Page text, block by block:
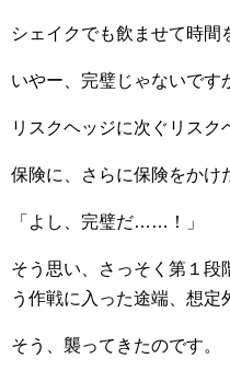
シェイクでも飲ませて時間
いやー、完璧じゃないです
リスクヘッジに次ぐリスク
保険に、さらに保険をかけ
「よし、完璧だ……！」
そう思い、さっそく第１段
う作戦に入った途端、想定
そう、襲ってきたのです。